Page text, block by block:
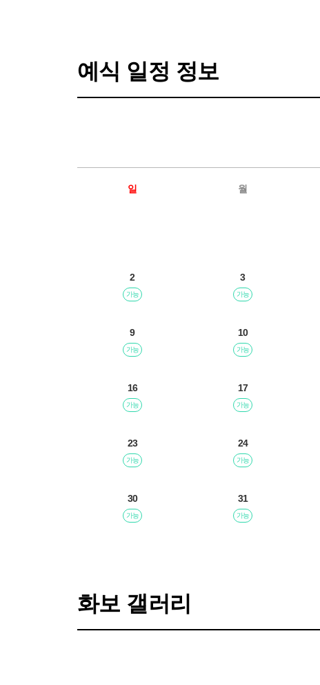
예식 일정 정보
일 월
2
가능
3
가능
9
가능
10
가능
16
가능
17
가능
23
가능
24
가능
30
가능
31
가능
화보 갤러리